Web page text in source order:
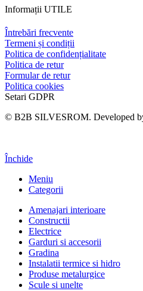
Informații UTILE
Întrebări frecvente
Termeni și condiții
Politica de confidențialitate
Politica de retur
Formular de retur
Politica cookies
Setari GDPR
© B2B SILVESROM. Developed
Închide
Meniu
Categorii
Amenajari interioare
Constructii
Electrice
Garduri si accesorii
Gradina
Instalatii termice si hidro
Produse metalurgice
Scule si unelte